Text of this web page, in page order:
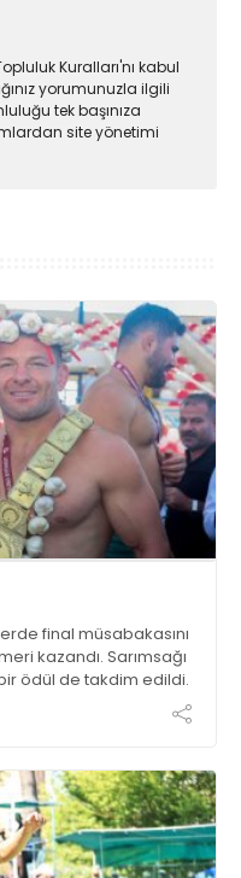
Kuralları'nı kabul
yorumunuzla ilgili
tek başınıza
site yönetimi
final müsabakasını
kazandı. Sarımsağı
ödül de takdim edildi.